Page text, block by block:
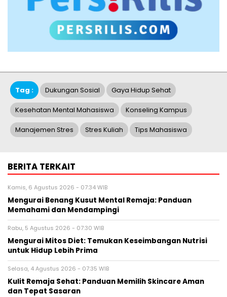
Tag : Dukungan Sosial Gaya Hidup Sehat
Kesehatan Mental Mahasiswa Konseling Kampus
Manajemen Stres Stres Kuliah Tips Mahasiswa
BERITA TERKAIT
Kamis, 6 Agustus 2026 - 07:34 WIB
Mengurai Benang Kusut Mental Remaja: Panduan
Memahami dan Mendampingi
Rabu, 5 Agustus 2026 - 07:30 WIB
Mengurai Mitos Diet: Temukan Keseimbangan Nutrisi
untuk Hidup Lebih Prima
Selasa, 4 Agustus 2026 - 07:35 WIB
Kulit Remaja Sehat: Panduan Memilih Skincare Aman
dan Tepat Sasaran